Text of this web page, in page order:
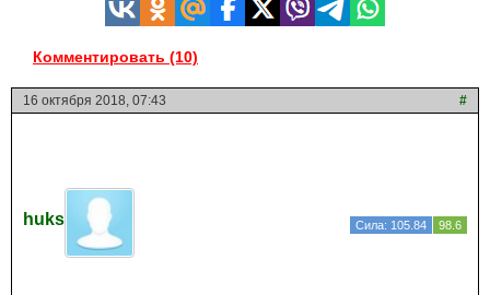
Комментировать (10)
16 октября 2018, 07:43 #
huks Сила: 105.84 98.6